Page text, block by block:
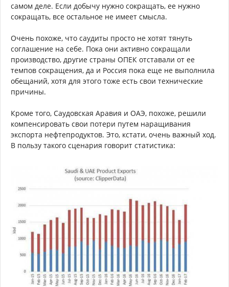
самом деле. Если добычу нужно сокращать, ее нужно
сокращать, все остальное не имеет смысла.
Очень похоже, что саудиты просто не хотят тянуть
соглашение на себе. Пока они активно сокращали
производство, другие страны ОПЕК отставали от ее
темпов сокращения, да и Россия пока еще не выполнила
обещаний, хотя для этого тоже есть свои технические
причины.
Кроме того, Саудовская Аравия и ОАЭ, похоже, решили
компенсировать свои потери путем наращивания
экспорта нефтепродуктов. Это, кстати, очень важный ход.
В пользу такого сценария говорит статистика: